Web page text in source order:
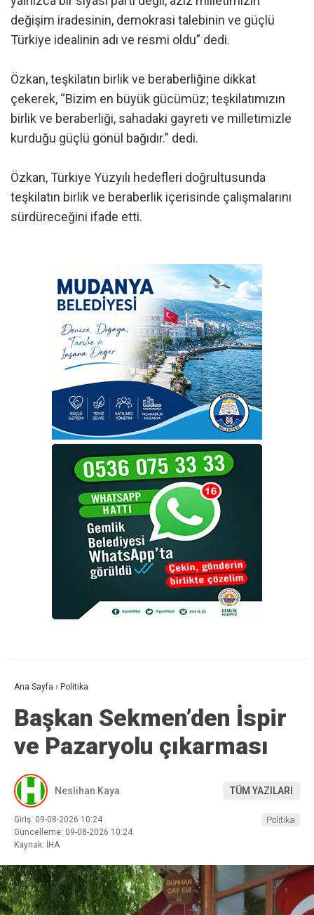
değişim iradesinin, demokrasi talebinin ve güçlü
Türkiye idealinin adı ve resmi oldu” dedi.
Özkan, teşkilatın birlik ve beraberliğine dikkat
çekerek, “Bizim en büyük gücümüz; teşkilatımızın
birlik ve beraberliği, sahadaki gayreti ve milletimizle
kurduğu güçlü gönül bağıdır.” dedi.
Özkan, Türkiye Yüzyılı hedefleri doğrultusunda
teşkilatın birlik ve beraberlik içerisinde çalışmalarını
sürdüreceğini ifade etti.
Ana Sayfa › Politika
Başkan Sekmen’den İspir
ve Pazaryolu çıkarması
Neslihan Kaya TÜM YAZILARI
Giriş: 09-08-2026 10:24
Güncelleme: 09-08-2026 10:24
Kaynak: İHA
Politika